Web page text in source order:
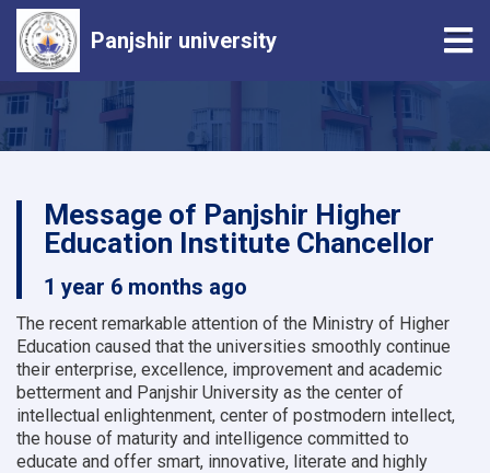
to
main
Panjshir university
Message of Panjshir Higher
Education Institute Chancellor
1 year 6 months ago
The recent remarkable attention of the Ministry of Higher
Education caused that the universities smoothly continue
their enterprise, excellence, improvement and academic
betterment and Panjshir University as the center of
intellectual enlightenment, center of postmodern intellect,
the house of maturity and intelligence committed to
educate and offer smart, innovative, literate and highly